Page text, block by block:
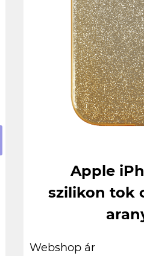
Apple
szilikon tok
Webshop ár